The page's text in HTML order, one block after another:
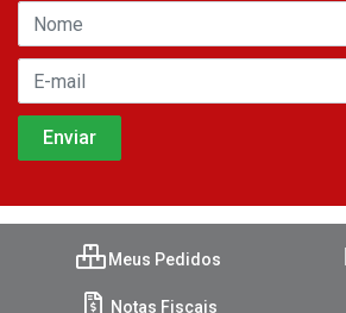
Meus Pedidos
Notas Fiscais